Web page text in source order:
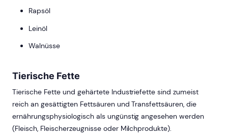
Rapsöl
Leinöl
Walnüsse
Tierische Fette
Tierische Fette und gehärtete Industriefette sind zumeist
reich an gesättigten Fettsäuren und Transfettsäuren, die
ernährungsphysiologisch als ungünstig angesehen werden
(Fleisch, Fleischerzeugnisse oder Milchprodukte).